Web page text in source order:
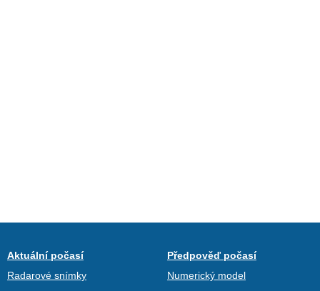
Aktuální počasí
Radarové snímky
Předpověď počasí
Numerický model